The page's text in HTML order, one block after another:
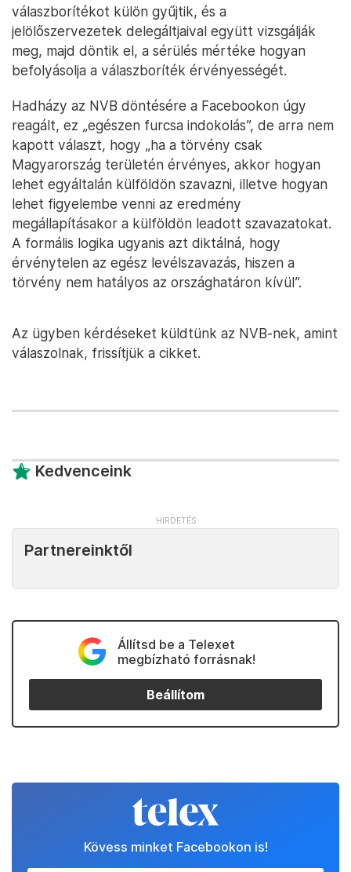
válaszborítékot külön gyűjtik, és a
jelölőszervezetek delegáltjaival együtt vizsgálják
meg, majd döntik el, a sérülés mértéke hogyan
befolyásolja a válaszboríték érvényességét.
Hadházy az NVB döntésére a Facebookon úgy
reagált, ez „egészen furcsa indokolás”, de arra nem
kapott választ, hogy „ha a törvény csak
Magyarország területén érvényes, akkor hogyan
lehet egyáltalán külföldön szavazni, illetve hogyan
lehet figyelembe venni az eredmény
megállapításakor a külföldön leadott szavazatokat.
A formális logika ugyanis azt diktálná, hogy
érvénytelen az egész levélszavazás, hiszen a
törvény nem hatályos az országhatáron kívül”.
Az ügyben kérdéseket küldtünk az NVB-nek, amint
válaszolnak, frissítjük a cikket.
Kedvenceink
Partnereinktől
Állítsd be a Telexet
megbízható forrásnak!
Beállítom
Kövess minket Facebookon is!